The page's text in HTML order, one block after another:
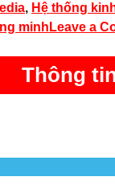
, Hệ thống
minh Leave a
Thông